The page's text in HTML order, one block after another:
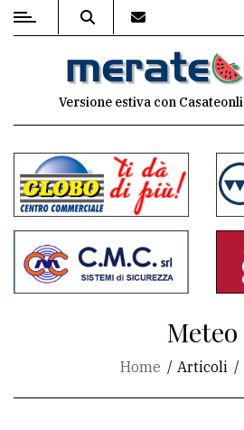
MENU
commenti
Contenuti
del
sito
Versione estiva con
Meteo
Home Articoli